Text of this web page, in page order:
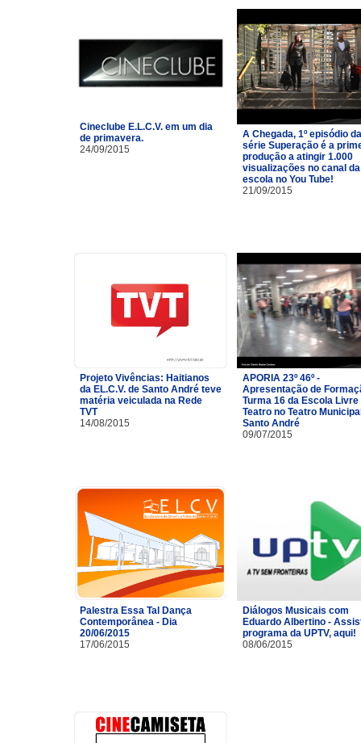
Cineclube E.L.C.V. em um dia
de primavera.
24/09/2015
A Chegada, 1º episódio
série Superação é a
produção a atingir 1.000
visualizações no canal da
escola no You Tube!
21/09/2015
Projeto Vivências: Haitianos
da EL.C.V. de Santo André teve
matéria veiculada na Rede
TVT
14/08/2015
APORIA 23º 46º -
Apresentação de
Turma 16 da Escola Livre
Teatro no Teatro
Santo André
09/07/2015
Palestra Essa Tal Dança
Contemporânea - Dia
20/06/2015
17/06/2015
Diálogos Musicais com
Eduardo Albertino -
programa da UPTV, aqui!
08/06/2015